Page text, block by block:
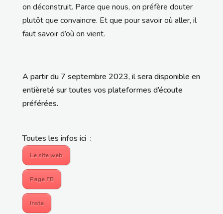
on déconstruit. Parce que nous, on préfère douter
plutôt que convaincre. Et que pour savoir où aller, il
faut savoir d’où on vient.
A partir du 7 septembre 2023, il sera disponible en
entièreté sur toutes vos plateformes d’écoute
préférées.
Toutes les infos ici :
Le site web
Page FB
Insta